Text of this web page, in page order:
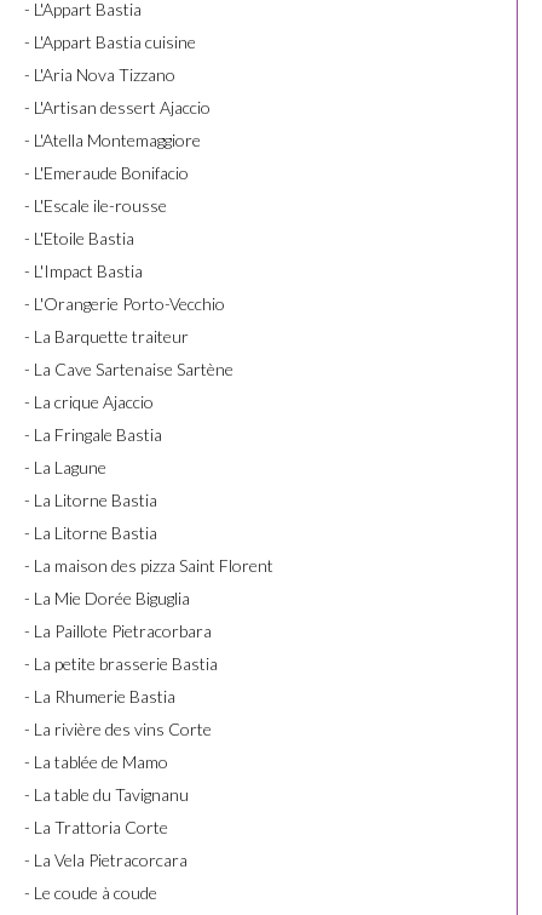
- L'Appart Bastia
- L'Appart Bastia cuisine
- L'Aria Nova Tizzano
- L'Artisan dessert Ajaccio
- L'Atella Montemaggiore
- L'Emeraude Bonifacio
- L'Escale ile-rousse
- L'Etoile Bastia
- L'Impact Bastia
- L'Orangerie Porto-Vecchio
- La Barquette traiteur
- La Cave Sartenaise Sartène
- La crique Ajaccio
- La Fringale Bastia
- La Lagune
- La Litorne Bastia
- La Litorne Bastia
- La maison des pizza Saint Florent
- La Mie Dorée Biguglia
- La Paillote Pietracorbara
- La petite brasserie Bastia
- La Rhumerie Bastia
- La rivière des vins Corte
- La tablée de Mamo
- La table du Tavignanu
- La Trattoria Corte
- La Vela Pietracorcara
- Le coude à coude